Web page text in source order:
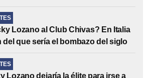
Lozano al Club Chivas? En Italia
del que sería el bombazo del siglo
Lozano dejaría la élite para irse a